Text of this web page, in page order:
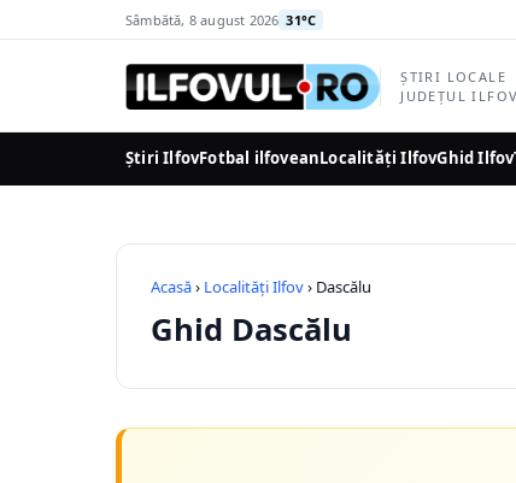
Sâmbătă, 8 august 2026 31°C
ȘTIRI LOCALE
JUDEȚUL ILFOV
Știri IlfovFotbal ilfoveanLocalități IlfovGhid Ilfov
Acasă› Localități Ilfov› Dascălu
Ghid Dascălu